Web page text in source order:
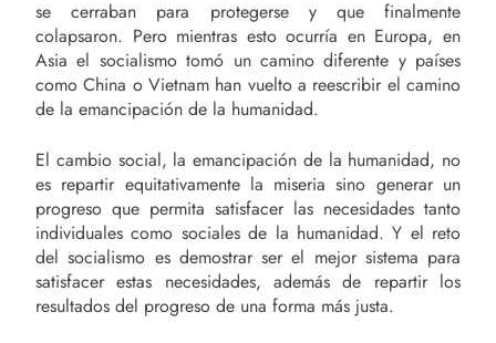
se cerraban para protegerse y que finalmente
colapsaron. Pero mientras esto ocurría en Europa, en
Asia el socialismo tomó un camino diferente y países
como China o Vietnam han vuelto a reescribir el camino
de la emancipación de la humanidad.
El cambio social, la emancipación de la humanidad, no
es repartir equitativamente la miseria sino generar un
progreso que permita satisfacer las necesidades tanto
individuales como sociales de la humanidad. Y el reto
del socialismo es demostrar ser el mejor sistema para
satisfacer estas necesidades, además de repartir los
resultados del progreso de una forma más justa.